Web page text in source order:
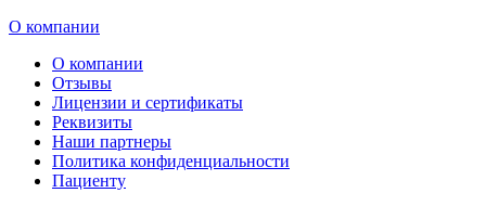
О компании
О компании
Отзывы
Лицензии и сертификаты
Реквизиты
Наши партнеры
Политика конфиденциальности
Пациенту